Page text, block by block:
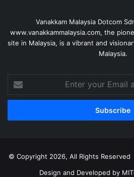
Vanakkam Malaysia Dotcom
www.vanakkammalaysia.com, the
site in Malaysia, is a vibrant and
Malaysia.
your
Email
© Copyright 2026, All Rights Reserved
Design and Developed by